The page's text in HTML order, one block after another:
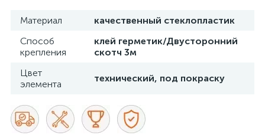
Материал
качественный стеклопластик
Способ
крепления
клей герметик/Двусторонний
скотч 3м
Цвет
элемента
технический, под покраску